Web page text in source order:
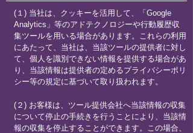
(１) 当社は、クッキーを活用して、「Google
Analytics」等のアドテクノロジーや行動履歴収
集ツールを用いる場合があります。これらの利用
にあたって、当社は、当該ツールの提供者に対し
て、個人を識別できない情報を提供する場合があ
り、当該情報は提供者の定めるプライバシーポリ
シー等の規定に基づいて取り扱われます。
(２) お客様は、ツール提供会社へ当該情報の収集
について停止の手続きを行うことにより、当該情
報の収集を停止することができます。この場合、